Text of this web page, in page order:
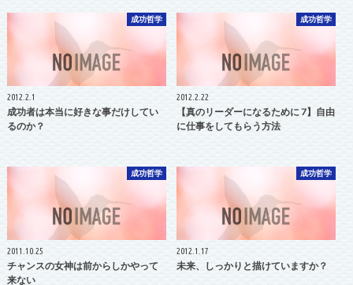
成功哲学
2012.2.1
成功者は本当に好きな事だけしてい
るのか？
成功哲学
2012.2.22
【真のリーダーになるために 7】自由
に仕事をしてもらう方法
成功哲学
2011.10.25
チャンスの女神は前からしかやって
来ない
成功哲学
2012.1.17
未来、しっかりと描けていますか？